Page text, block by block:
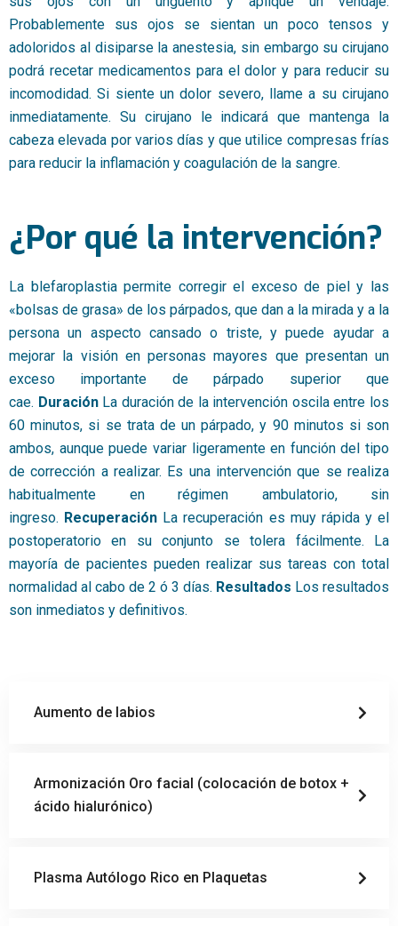
Aumento de labios
Armonización Oro facial (colocación de botox +
ácido hialurónico)
Plasma Autólogo Rico en Plaquetas
Probablemente sus ojos se sientan un poco tensos y
adoloridos al disiparse la anestesia, sin embargo su cirujano
podrá recetar medicamentos para el dolor y para reducir su
incomodidad. Si siente un dolor severo, llame a su cirujano
inmediatamente. Su cirujano le indicará que mantenga la
cabeza elevada por varios días y que utilice compresas frías
para reducir la inflamación y coagulación de la sangre.
¿Por qué la intervención?
La blefaroplastia permite corregir el exceso de piel y las
«bolsas de grasa» de los párpados, que dan a la mirada y a la
persona un aspecto cansado o triste, y puede ayudar a
mejorar la visión en personas mayores que presentan un
exceso importante de párpado superior que
cae. DuraciónLa duración de la intervención oscila entre los
60 minutos, si se trata de un párpado, y 90 minutos si son
ambos, aunque puede variar ligeramente en función del tipo
de corrección a realizar. Es una intervención que se realiza
habitualmente en régimen ambulatorio, sin
ingreso. Recuperación La recuperación es muy rápida y el
postoperatorio en su conjunto se tolera fácilmente. La
mayoría de pacientes pueden realizar sus tareas con total
normalidad al cabo de 2 ó 3 días. Resultados Los resultados
son inmediatos y definitivos.